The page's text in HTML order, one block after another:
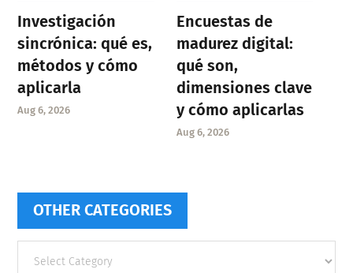
Investigación
sincrónica: qué es,
métodos y cómo
aplicarla
Aug 6, 2026
Encuestas de
madurez digital:
qué son,
dimensiones clave
y cómo aplicarlas
Aug 6, 2026
OTHER CATEGORIES
categories